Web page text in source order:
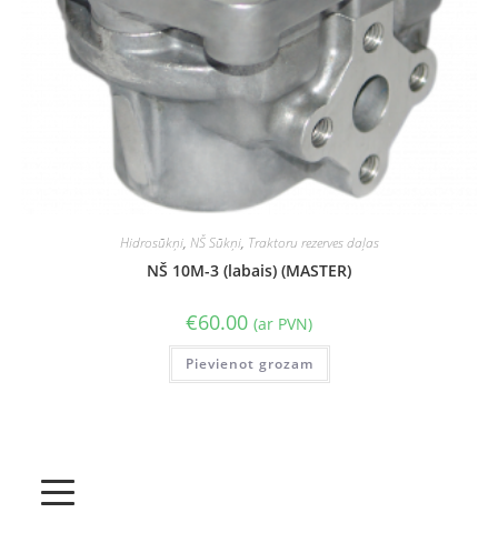
Hidrosūkņi, NŠ Sūkņi, Traktoru rezerves daļas
NŠ 10M-3 (labais) (MASTER)
€60.00 (ar PVN)
Pievienot grozam